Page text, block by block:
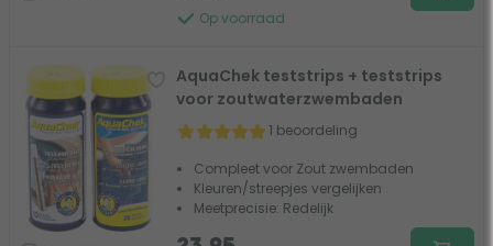
Op voorraad
AquaChek teststrips + teststrips
voor zoutwaterzwembaden
1 beoordeling
Compleet voor Zout zwembaden
Kleuren/streepjes vergelijken
Meetprecisie: Redelijk